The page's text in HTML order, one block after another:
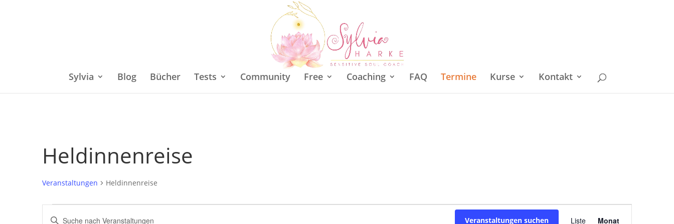
Sylvia Blog Bücher Tests Community Free Coaching FAQ Termine Kurse Kontakt
Heldinnenreise
Veranstaltungen Heldinnenreise
Veranstaltungen
Bitte
Veranstaltungen suchen Liste Monat